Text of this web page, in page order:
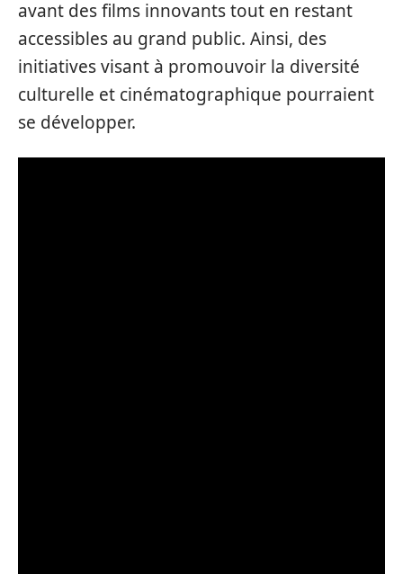
avant des films innovants tout en restant
accessibles au grand public. Ainsi, des
initiatives visant à promouvoir la diversité
culturelle et cinématographique pourraient
se développer.